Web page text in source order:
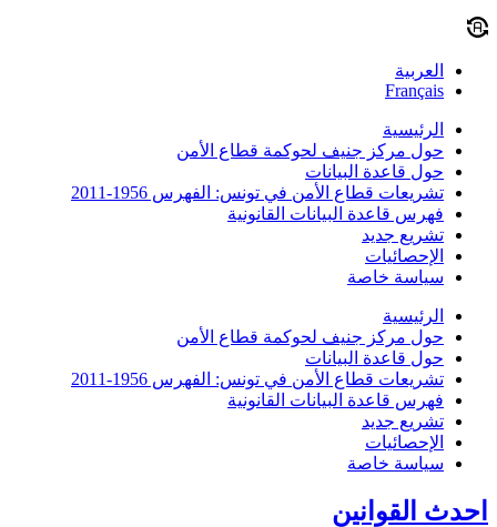
العربية
Français
الرئيسية
حول مركز جنيف لحوكمة قطاع الأمن
حول قاعدة البيانات
تشريعات قطاع الأمن في تونس: الفهرس 1956-2011
فهرس قاعدة البيانات القانونية
تشريع جديد
الإحصائيات
سياسة خاصة
الرئيسية
حول مركز جنيف لحوكمة قطاع الأمن
حول قاعدة البيانات
تشريعات قطاع الأمن في تونس: الفهرس 1956-2011
فهرس قاعدة البيانات القانونية
تشريع جديد
الإحصائيات
سياسة خاصة
احدث القوانين